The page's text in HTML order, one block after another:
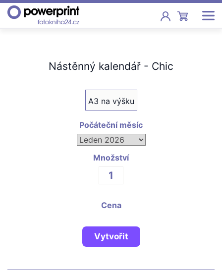
Pevná vazba, sešity, poukazy
Fotokalendáře
Nástěnné, stolní i roční
Tisk fotografií od 2,90 Kč
Nástěnný kalendář - Chic
A3 na výšku
Počáteční měsíc
Množství
Cena
Vytvořit